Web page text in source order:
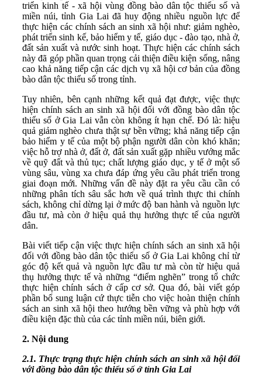
triển kinh tế - xã hội vùng đồng bào dân tộc thiểu số và
miền núi, tỉnh Gia Lai đã huy động nhiều nguồn lực để
thực hiện các chính sách an sinh xã hội như: giảm nghèo,
phát triển sinh kế, bảo hiểm y tế, giáo dục - đào tạo, nhà ở,
đất sản xuất và nước sinh hoạt. Thực hiện các chính sách
này đã góp phần quan trọng cải thiện điều kiện sống, nâng
cao khả năng tiếp cận các dịch vụ xã hội cơ bản của đồng
bào dân tộc thiểu số trong tỉnh.
Tuy nhiên, bên cạnh những kết quả đạt được, việc thực
hiện chính sách an sinh xã hội đối với đồng bào dân tộc
thiểu số ở Gia Lai vẫn còn không ít hạn chế. Đó là: hiệu
quả giảm nghèo chưa thật sự bền vững; khả năng tiếp cận
bảo hiểm y tế của một bộ phận người dân còn khó khăn;
việc hỗ trợ nhà ở, đất ở, đất sản xuất gặp nhiều vướng mắc
về quỹ đất và thủ tục; chất lượng giáo dục, y tế ở một số
vùng sâu, vùng xa chưa đáp ứng yêu cầu phát triển trong
giai đoạn mới. Những vấn đề này đặt ra yêu cầu cần có
những phân tích sâu sắc hơn về quá trình thực thi chính
sách, không chỉ dừng lại ở mức độ ban hành và nguồn lực
đầu tư, mà còn ở hiệu quả thụ hưởng thực tế của người
dân.
Bài viết tiếp cận việc thực hiện chính sách an sinh xã hội
đối với đồng bào dân tộc thiểu số ở Gia Lai không chỉ từ
góc độ kết quả và nguồn lực đầu tư mà còn từ hiệu quả
thụ hưởng thực tế và những “điểm nghẽn” trong tổ chức
thực hiện chính sách ở cấp cơ sở. Qua đó, bài viết góp
phần bổ sung luận cứ thực tiễn cho việc hoàn thiện chính
sách an sinh xã hội theo hướng bền vững và phù hợp với
điều kiện đặc thù của các tỉnh miền núi, biên giới.
2. Nội dung
2.1. Thực trạng thực hiện chính sách an sinh xã hộiđối
với đồng bào dân tộc thiểu sốởtỉnh Gia Lai